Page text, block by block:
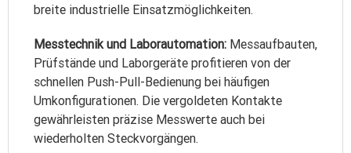
breite industrielle Einsatzmöglichkeiten.
Messtechnik und Laborautomation: Messaufbauten,
Prüfstände und Laborgeräte profitieren von der
schnellen Push-Pull-Bedienung bei häufigen
Umkonfigurationen. Die vergoldeten Kontakte
gewährleisten präzise Messwerte auch bei
wiederholten Steckvorgängen.